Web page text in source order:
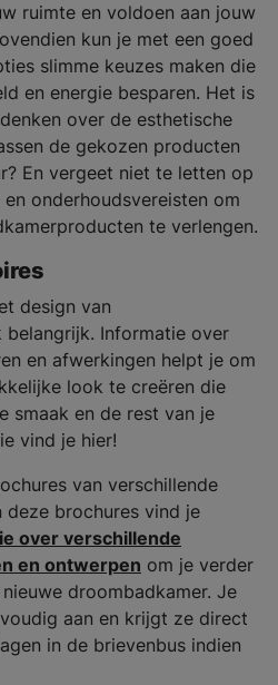
ruimte en voldoen aan jouw
kun je met een goed
slimme keuzes maken die
en energie besparen. Het is
over de esthetische
de gekozen producten
En vergeet niet te letten op
onderhoudsvereisten om
te verlengen.
design van
Informatie over
en afwerkingen helpt je om
look te creëren die
smaak en de rest van je
vind je hier!
van verschillende
deze brochures vind je
over verschillende
en ontwerpen om je verder
droombadkamer. Je
aan en krijgt ze direct
in de brievenbus indien